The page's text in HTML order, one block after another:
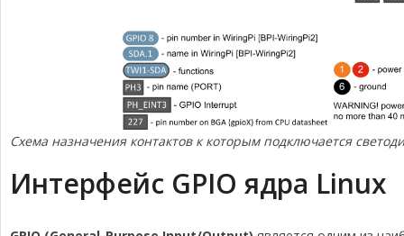
Схема назначения контактов к которым подключается
Интерфейс GPIO ядра Linux